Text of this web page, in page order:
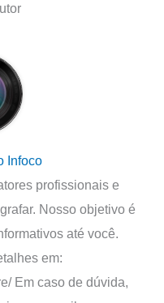
Infoco
profissionais e
Nosso objetivo é
até você.
em:
Em caso de dúvida,